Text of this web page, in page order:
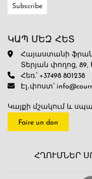
ԿԱՊ ՄԵԶ ՀԵՏ
Հայաստանի
Տերյան փողոց,
Հեռ.՝ +37498 801238
Էլ․փոստ՝
Կայքի մշակում և
Faire un don
ՀՂՈՒՄՆԵՐ